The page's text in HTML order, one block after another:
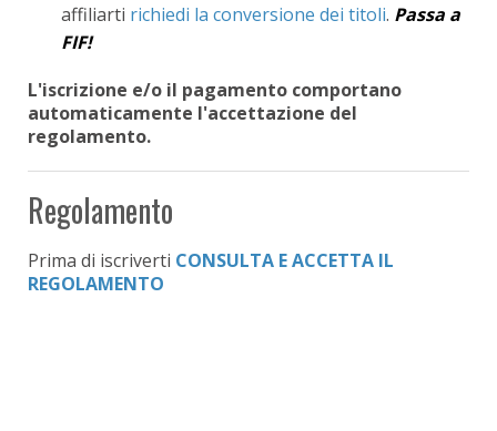
affiliarti richiedi la conversione dei titoli. Passa a
FIF!
L'iscrizione e/o il pagamento comportano
automaticamente l'accettazione del
regolamento.
Regolamento
Prima di iscriverti CONSULTA E ACCETTA IL
REGOLAMENTO